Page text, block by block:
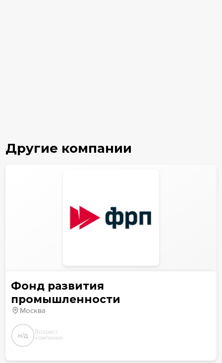
Другие компании
Фонд развития
промышленности
Москва
н/д Возраст
компании